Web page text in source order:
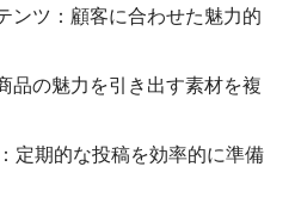
ンツ：顧客に合わせた魅力的
品の魅力を引き出す素材を複
定期的な投稿を効率的に準備